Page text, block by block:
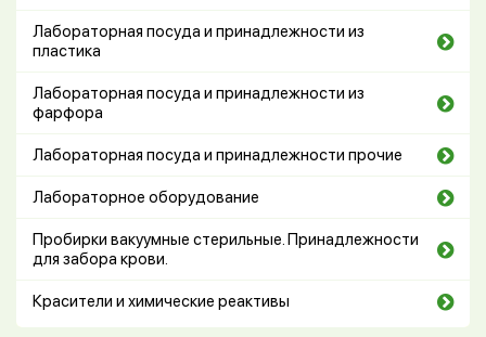
Лабораторная посуда и принадлежности из
пластика
Лабораторная посуда и принадлежности из
фарфора
Лабораторная посуда и принадлежности прочие
Лабораторное оборудование
Пробирки вакуумные стерильные. Принадлежности
для забора крови.
Красители и химические реактивы